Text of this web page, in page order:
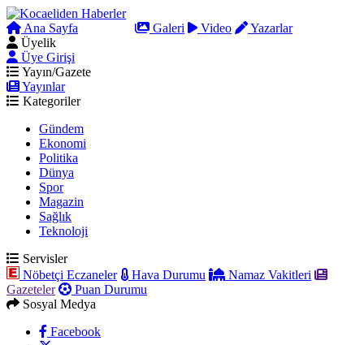
Ana Sayfa Galeri Video
Yazarlar
Üyelik
Üye Girişi
Yayın/Gazete
Yayınlar
Kategoriler
Gündem
Ekonomi
Politika
Dünya
Spor
Magazin
Sağlık
Teknoloji
Servisler
Nöbetçi Eczaneler
Hava Durumu
Namaz Vakitleri
Gazeteler
Puan Durumu
Sosyal Medya
Facebook